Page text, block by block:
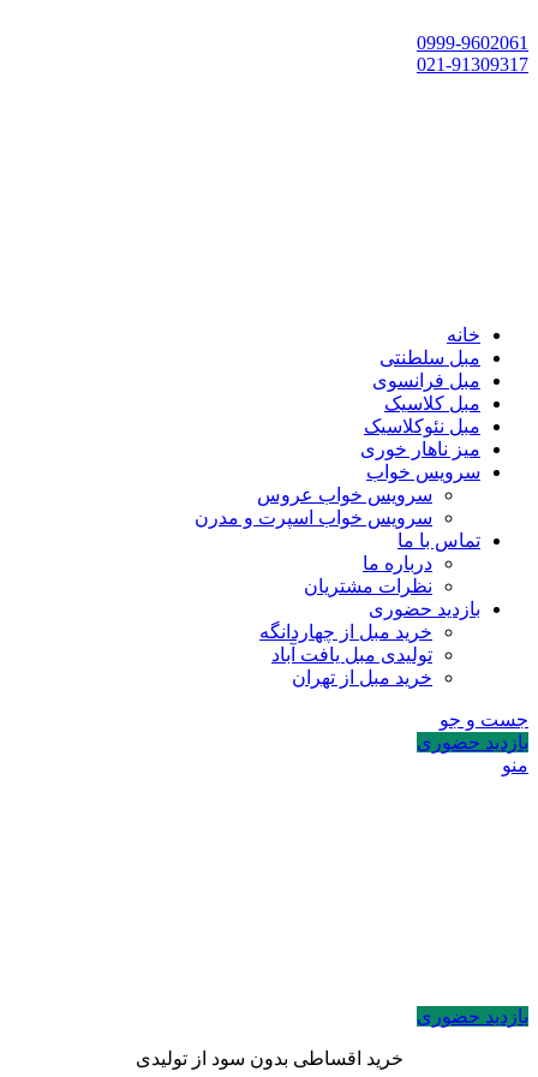
0999-9602061
021-91309317
خانه
مبل سلطنتی
مبل فرانسوی
مبل کلاسیک
مبل نئوکلاسیک
میز ناهار خوری
سرویس خواب
سرویس خواب عروس
سرویس خواب اسپرت و مدرن
تماس با ما
درباره ما
نظرات مشتریان
بازدید حضوری
خرید مبل از چهاردانگه
تولیدی مبل یافت آباد
خرید مبل از تهران
جست و جو
بازدید حضوری
منو
بازدید حضوری
خرید اقساطی بدون سود از تولیدی